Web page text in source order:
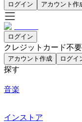
ログイン アカウント作
ログイン
クレジットカード不
アカウント作成 ログイ
探す
音楽
インストア